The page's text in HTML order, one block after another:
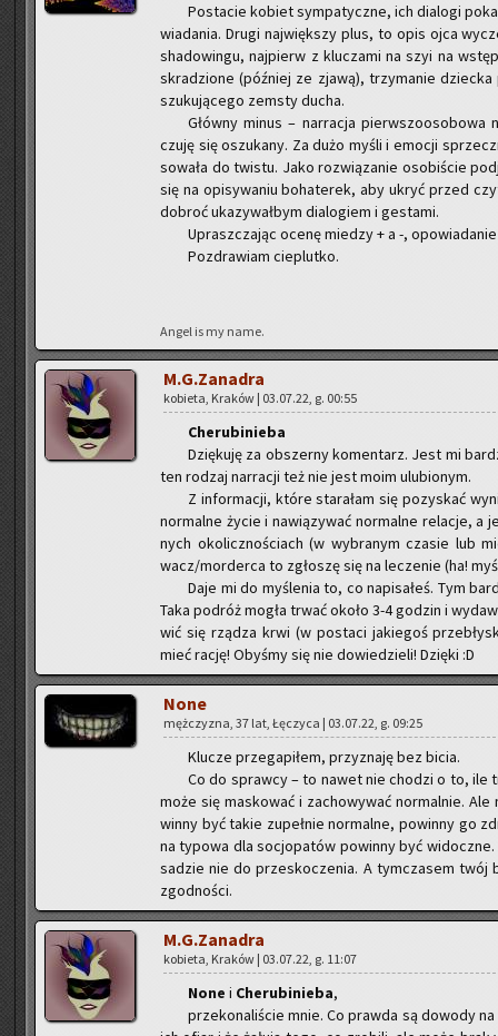
Po­sta­cie ko­biet sym­pa­tycz­ne, ich dia­lo­gi
wia­da­nia. Drugi naj­więk­szy plus, to opis ojca
sha­do­win­gu, naj­pierw z klu­cza­mi na szyi na
skra­dzio­ne (póź­niej ze zjawą), trzy­ma­nie
szu­ku­ją­ce­go ze­msty ducha.
Głów­ny minus – nar­ra­cja pierw­szo­oso­bo­wa
czuję się oszu­ka­ny. Za dużo myśli i emo­cji
so­wa­ła do twi­stu. Jako roz­wią­za­nie oso­bi­ście
się na opi­sy­wa­niu bo­ha­te­rek, aby ukryć przed
do­broć uka­zy­wał­bym dia­lo­giem i ge­sta­mi.
Uprasz­cza­jąc ocenę mie­dzy + a -,
Po­zdra­wiam cie­plut­ko.
Angel is my name.
M.G.Zanadra
ko­bie­ta, Kra­ków | 03.07.22, g. 00:55
Che­ru­bi­nie­ba
Dzię­ku­ję za ob­szer­ny ko­men­tarz. Jest mi
ten ro­dzaj nar­ra­cji też nie jest moim ulu­bio­nym.
Z in­for­ma­cji, które sta­ra­łam się po­zy­skać
nor­mal­ne życie i na­wią­zy­wać nor­mal­ne re­la­cje,
nych oko­licz­no­ściach (w wy­bra­nym cza­sie lub
wacz/mor­der­ca to zgło­szę się na le­cze­nie (ha!
Daje mi do my­śle­nia to, co na­pi­sa­łeś. Tym
Taka po­dróż mogła trwać około 3-4 go­dzin i
wić się rzą­dza krwi (w po­sta­ci ja­kie­goś
mieć rację! Oby­śmy się nie do­wie­dzie­li! Dzię­ki :D
None
męż­czy­zna, 37 lat, Łę­czy­ca | 03.07.22, g. 09:25
Klu­cze prze­ga­pi­łem, przy­zna­ję bez bicia.
Co do spraw­cy – to nawet nie cho­dzi o to, ile
może się ma­sko­wać i za­cho­wy­wać nor­mal­nie.
win­ny być takie zu­peł­nie nor­mal­ne, po­win­ny go
na ty­po­wa dla so­cjo­pa­tów po­win­ny być
sa­dzie nie do prze­sko­cze­nia. A tym­cza­sem twój
zgod­no­ści.
M.G.Zanadra
ko­bie­ta, Kra­ków | 03.07.22, g. 11:07
None i Che­ru­bi­nie­ba,
prze­ko­na­li­ście mnie. Co praw­da są do­wo­dy